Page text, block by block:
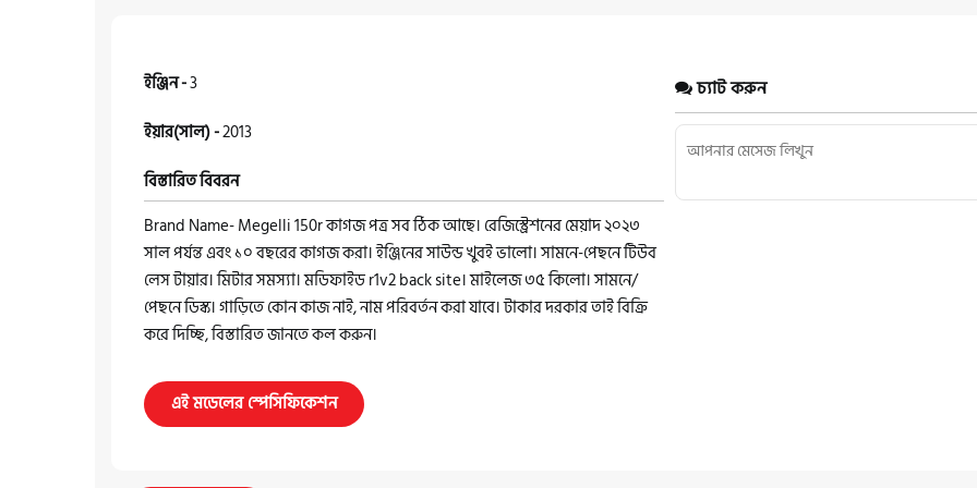
ইঞ্জিন -3
ইয়ার(সাল) -2013
বিস্তারিত বিবরন
Brand Name- Megelli 150r কাগজ পত্র সব ঠিক আছে। রেজিস্ট্রেশনের মেয়াদ ২০২৩
সাল পর্যন্ত এবং ১০ বছরের কাগজ করা। ইঞ্জিনের সাউন্ড খুবই ভালো। সামনে-পেছনে টিউব
লেস টায়ার। মিটার সমস্যা। মডিফাইড r1v2 back site। মাইলেজ ৩৫ কিলো। সামনে/
পেছনে ডিস্ক। গাড়িতে কোন কাজ নাই, নাম পরিবর্তন করা যাবে। টাকার দরকার তাই বিক্রি
করে দিচ্ছি, বিস্তারিত জানতে কল করুন।
এই মডেলের স্পেসিফিকেশন
চ্যাট করুন